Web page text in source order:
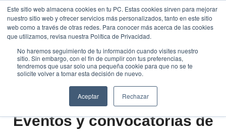
Este sitio web almacena cookies en tu PC. Estas cookies sirven para mejorar
nuestro sitio web y ofrecer servicios más personalizados, tanto en este sitio
web como a través de otras redes. Para conocer más acerca de las cookies
que utilizamos, revisa nuestra Política de Privacidad.
No haremos seguimiento de tu información cuando visites nuestro
sitio. Sin embargo, con el fin de cumplir con tus preferencias,
tendremos que usar solo una pequeña cookie para que no se te
solicite volver a tomar esta decisión de nuevo.
Aceptar Rechazar
Saltar
contenido
Eventos y convocatorias de
Traducir »